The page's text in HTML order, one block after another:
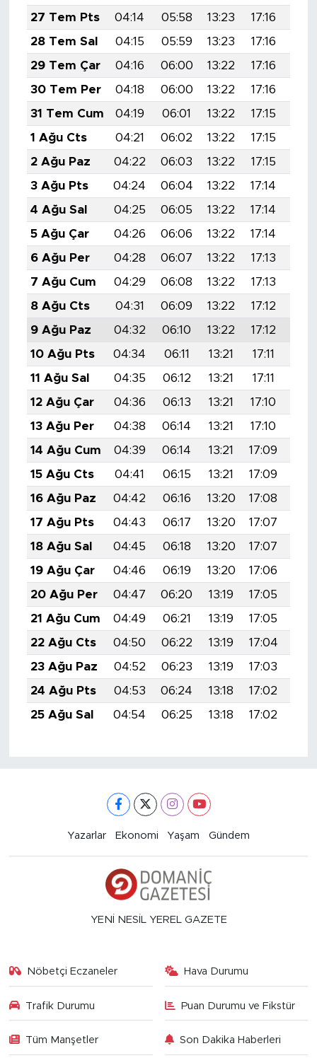
27 Tem Pts
04:14 05:58 13:23 17:16
28 Tem Sal
04:15 05:59 13:23 17:16
29 Tem Çar
04:16 06:00 13:22 17:16
30 Tem Per
04:18 06:00 13:22 17:16
31 Tem Cum
04:19 06:01 13:22 17:15
1 Ağu Cts
04:21 06:02 13:22 17:15
2 Ağu Paz
04:22 06:03 13:22 17:15
3 Ağu Pts
04:24 06:04 13:22 17:14
4 Ağu Sal
04:25 06:05 13:22 17:14
5 Ağu Çar
04:26 06:06 13:22 17:14
6 Ağu Per
04:28 06:07 13:22 17:13
7 Ağu Cum
04:29 06:08 13:22 17:13
8 Ağu Cts
04:31 06:09 13:22 17:12
9 Ağu Paz
04:32 06:10 13:22 17:12
10 Ağu Pts
04:34 06:11 13:21 17:11
11 Ağu Sal
04:35 06:12 13:21 17:11
12 Ağu Çar
04:36 06:13 13:21 17:10
13 Ağu Per
04:38 06:14 13:21 17:10
14 Ağu Cum
04:39 06:14 13:21 17:09
15 Ağu Cts
04:41 06:15 13:21 17:09
16 Ağu Paz
04:42 06:16 13:20 17:08
17 Ağu Pts
04:43 06:17 13:20 17:07
18 Ağu Sal
04:45 06:18 13:20 17:07
19 Ağu Çar
04:46 06:19 13:20 17:06
20 Ağu Per
04:47 06:20 13:19 17:05
21 Ağu Cum
04:49 06:21 13:19 17:05
22 Ağu Cts
04:50 06:22 13:19 17:04
23 Ağu Paz
04:52 06:23 13:19 17:03
24 Ağu Pts
04:53 06:24 13:18 17:02
25 Ağu Sal
04:54 06:25 13:18 17:02
Yazarlar Ekonomi Yaşam Gündem
YENİ NESİL YEREL GAZETE
Nöbetçi Eczaneler Hava Durumu
Trafik Durumu Puan Durumu ve Fikstür
Tüm Manşetler Son Dakika Haberleri